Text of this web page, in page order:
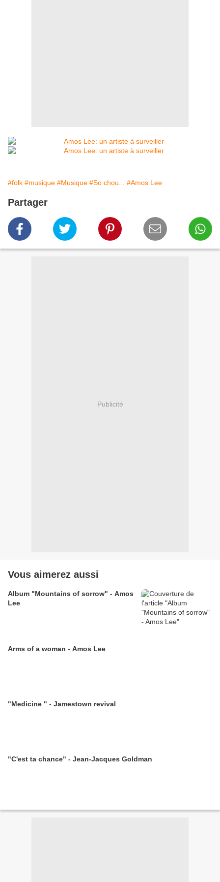
#folk #musique #Musique #So chou... #Amos Lee
Partager
Publicité
Vous aimerez aussi
Album "Mountains of sorrow" - Amos
Lee
Arms of a woman - Amos Lee
"Medicine " - Jamestown revival
"C'est ta chance" - Jean-Jacques Goldman